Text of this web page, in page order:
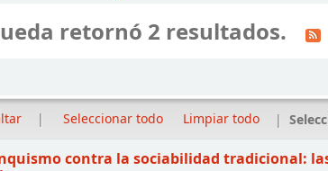
retornó 2 resultados.
Seleccionar todo Limpiar todo
contra la sociabilidad tradicional: